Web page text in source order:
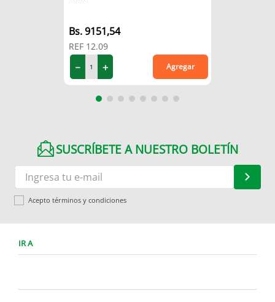
9151,54
REF 12.09
＋
－ Agregar
SUSCRÍBETE A NUESTRO BOLETÍN
Acepto términos y condiciones
IR A